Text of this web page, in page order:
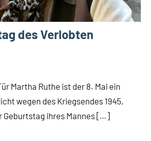
des Verlobten
Martha Ruthe ist der 8. Mai ein
wegen des Kriegsendes 1945,
Geburtstag ihres Mannes […]